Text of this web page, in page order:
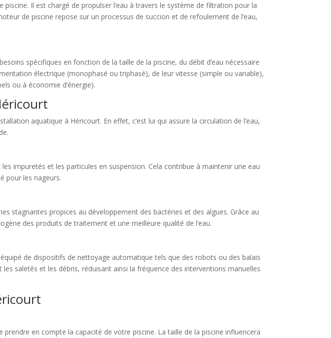
Il est chargé de propulser l’eau à travers le système de filtration pour la
de piscine repose sur un processus de succion et de refoulement de l’eau,
spécifiques en fonction de la taille de la piscine, du débit d’eau nécessaire
électrique (monophasé ou triphasé), de leur vitesse (simple ou variable),
ou à économie d’énergie).
aquatique à Héricourt. En effet, c’est lui qui assure la circulation de l’eau,
impuretés et les particules en suspension. Cela contribue à maintenir une eau
pour les nageurs.
stagnantes propices au développement des bactéries et des algues. Grâce au
des produits de traitement et une meilleure qualité de l’eau.
de dispositifs de nettoyage automatique tels que des robots ou des balais
saletés et les débris, réduisant ainsi la fréquence des interventions manuelles
en compte la capacité de votre piscine. La taille de la piscine influencera